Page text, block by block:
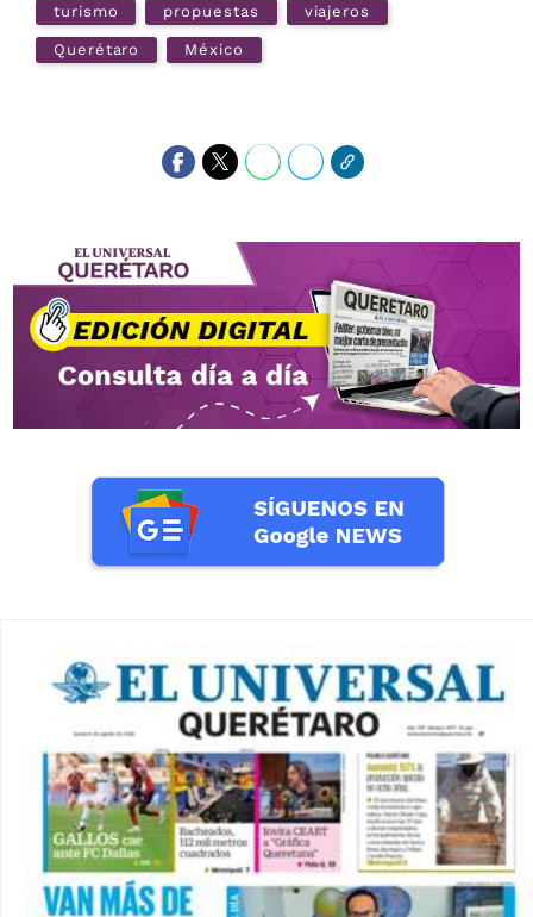
turismo propuestas viajeros
Querétaro México